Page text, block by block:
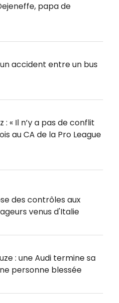
papa de
accident entre un bus
« Il n’y a pas de conflit
au CA de la Pro League
des contrôles aux
venus d'Italie
: une Audi termine sa
personne blessée